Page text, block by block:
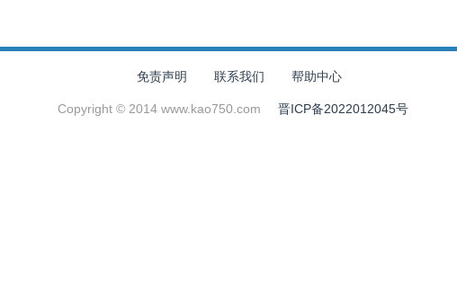
免责声明 联系我们 帮助中心
Copyright © 2014 www.kao750.com 晋ICP备2022012045号